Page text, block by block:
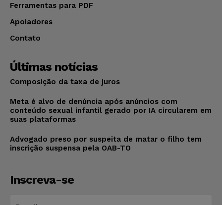
Ferramentas para PDF
Apoiadores
Contato
Últimas notícias
Composição da taxa de juros
Meta é alvo de denúncia após anúncios com
conteúdo sexual infantil gerado por IA circularem em
suas plataformas
Advogado preso por suspeita de matar o filho tem
inscrição suspensa pela OAB-TO
Inscreva-se